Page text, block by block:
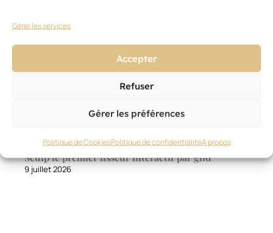
Gérer les services
Accepter
Refuser
Gérer les préférences
Politique de CookiesPolitique de confidentialitéA propos
OUTILLAGE,TECHNIQUE,OUTILS ET PRODUITS PRO
Sculp le premier lisseur interactif par ghd
9 juillet 2026